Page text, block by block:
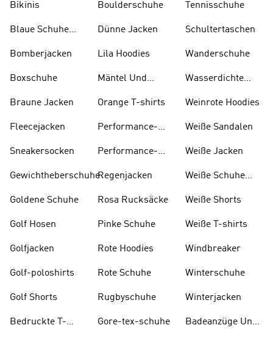
Bikinis
Blaue Schuhe
Bomberjacken
Boxschuhe
Braune Jacken
Fleecejacken
Sneakersocken
Gewichtheberschuhe
Goldene Schuhe
Golf Hosen
Golfjacken
Golf-poloshirts
Golf Shorts
Bedruckte T-
Boulderschuhe
Dünne Jacken
Lila Hoodies
Mäntel Und
Orange T-shirts
Performance-
Performance-
Regenjacken
Rosa Rucksäcke
Pinke Schuhe
Rote Hoodies
Rote Schuhe
Rugbyschuhe
Gore-tex-schuhe
Tennisschuhe
Schultertaschen
Wanderschuhe
Wasserdichte
Weinrote Hoodies
W eiße Sandalen
Weiße Jacken
Weiße Schuhe
Weiße Shorts
Weiße T-shirts
Windbreaker
Winterschuhe
Winterjacken
Badeanzüge Und